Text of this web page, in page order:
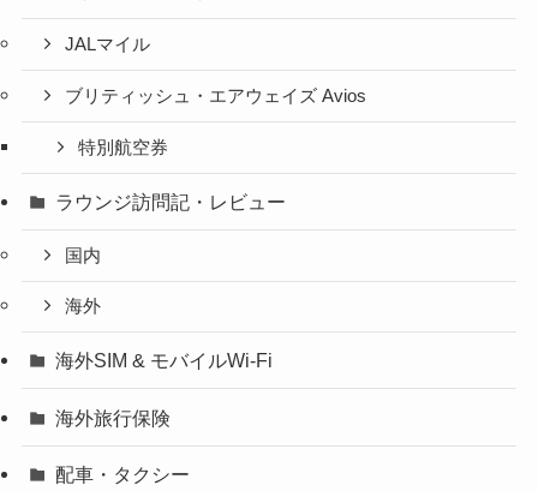
JALマイル
ブリティッシュ・エアウェイズ Avios
特別航空券
ラウンジ訪問記・レビュー
国内
海外
海外SIM & モバイルWi-Fi
海外旅行保険
配車・タクシー